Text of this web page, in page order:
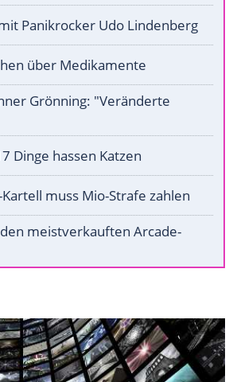
Panikrocker Udo Lindenberg
über Medikamente
Grönning: "Veränderte
Dinge hassen Katzen
muss Mio-Strafe zahlen
meistverkauften Arcade-